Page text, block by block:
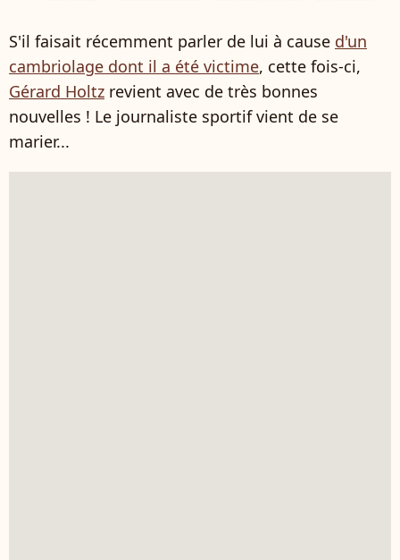
S'il faisait récemment parler de lui à cause d'un
cambriolage dont il a été victime, cette fois-ci,
Gérard Holtz revient avec de très bonnes
nouvelles ! Le journaliste sportif vient de se
marier...